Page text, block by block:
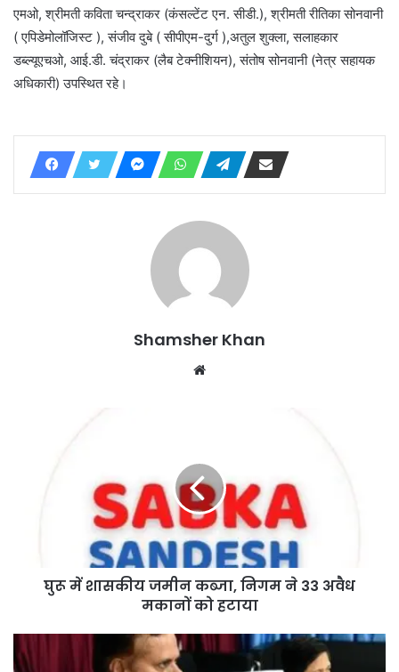
एमओ, श्रीमती कविता चन्द्राकर (कंसल्टेंट एन. सीडी.), श्रीमती रीतिका सोनवानी
( एपिडेमोलॉजिस्ट ), संजीव दुबे ( सीपीएम-दुर्ग ),अतुल शुक्ला, सलाहकार
डब्ल्यूएचओ, आई.डी. चंद्राकर (लैब टेक्नीशियन), संतोष सोनवानी (नेत्र सहायक
अधिकारी) उपस्थित रहे।
Shamsher Khan
घुरू में शासकीय जमीन कब्जा, निगम ने 33 अवैध
मकानों को हटाया